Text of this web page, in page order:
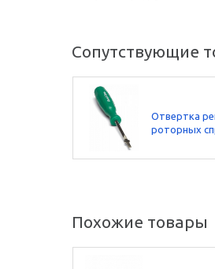
Сопутствующие
Отвертка
роторных
Похожие товары